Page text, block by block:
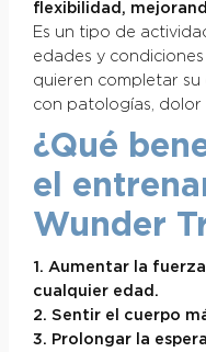
flexibilidad,
Es un tipo de
edades y
quieren completar
con patologías, dolor
¿Qué
el
Wunder
1. Aumentar la
cualquier edad.
2. Sentir el cuerpo
3. Prolongar la